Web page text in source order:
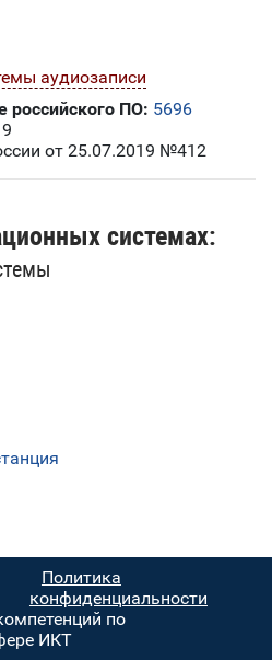
аудиозаписи
российского ПО: 5696
от 25.07.2019 №412
системах:
Политика
конфиденциальности
по
ИКТ